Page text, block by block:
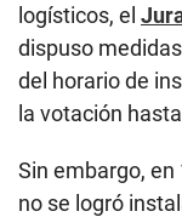
logísticos, el
dispuso
del horario de
la votación
Sin embargo,
no se logró